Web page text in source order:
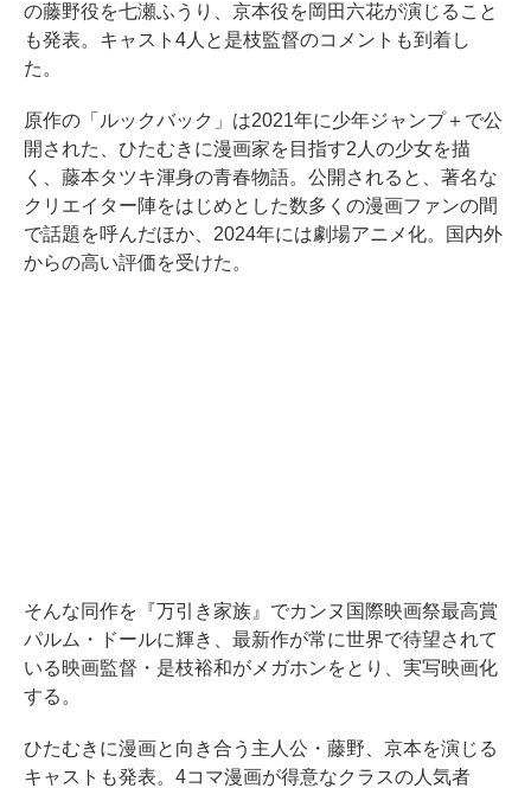
の藤野役を七瀬ふうり、京本役を岡田六花が演じること
も発表。キャスト4人と是枝監督のコメントも到着し
た。
原作の「ルックバック」は2021年に少年ジャンプ＋で公
開された、ひたむきに漫画家を目指す2人の少女を描
く、藤本タツキ渾身の青春物語。公開されると、著名な
クリエイター陣をはじめとした数多くの漫画ファンの間
で話題を呼んだほか、2024年には劇場アニメ化。国内外
からの高い評価を受けた。
そんな同作を『万引き家族』でカンヌ国際映画祭最高賞
パルム・ドールに輝き、最新作が常に世界で待望されて
いる映画監督・是枝裕和がメガホンをとり、実写映画化
する。
ひたむきに漫画と向き合う主人公・藤野、京本を演じる
キャストも発表。4コマ漫画が得意なクラスの人気者